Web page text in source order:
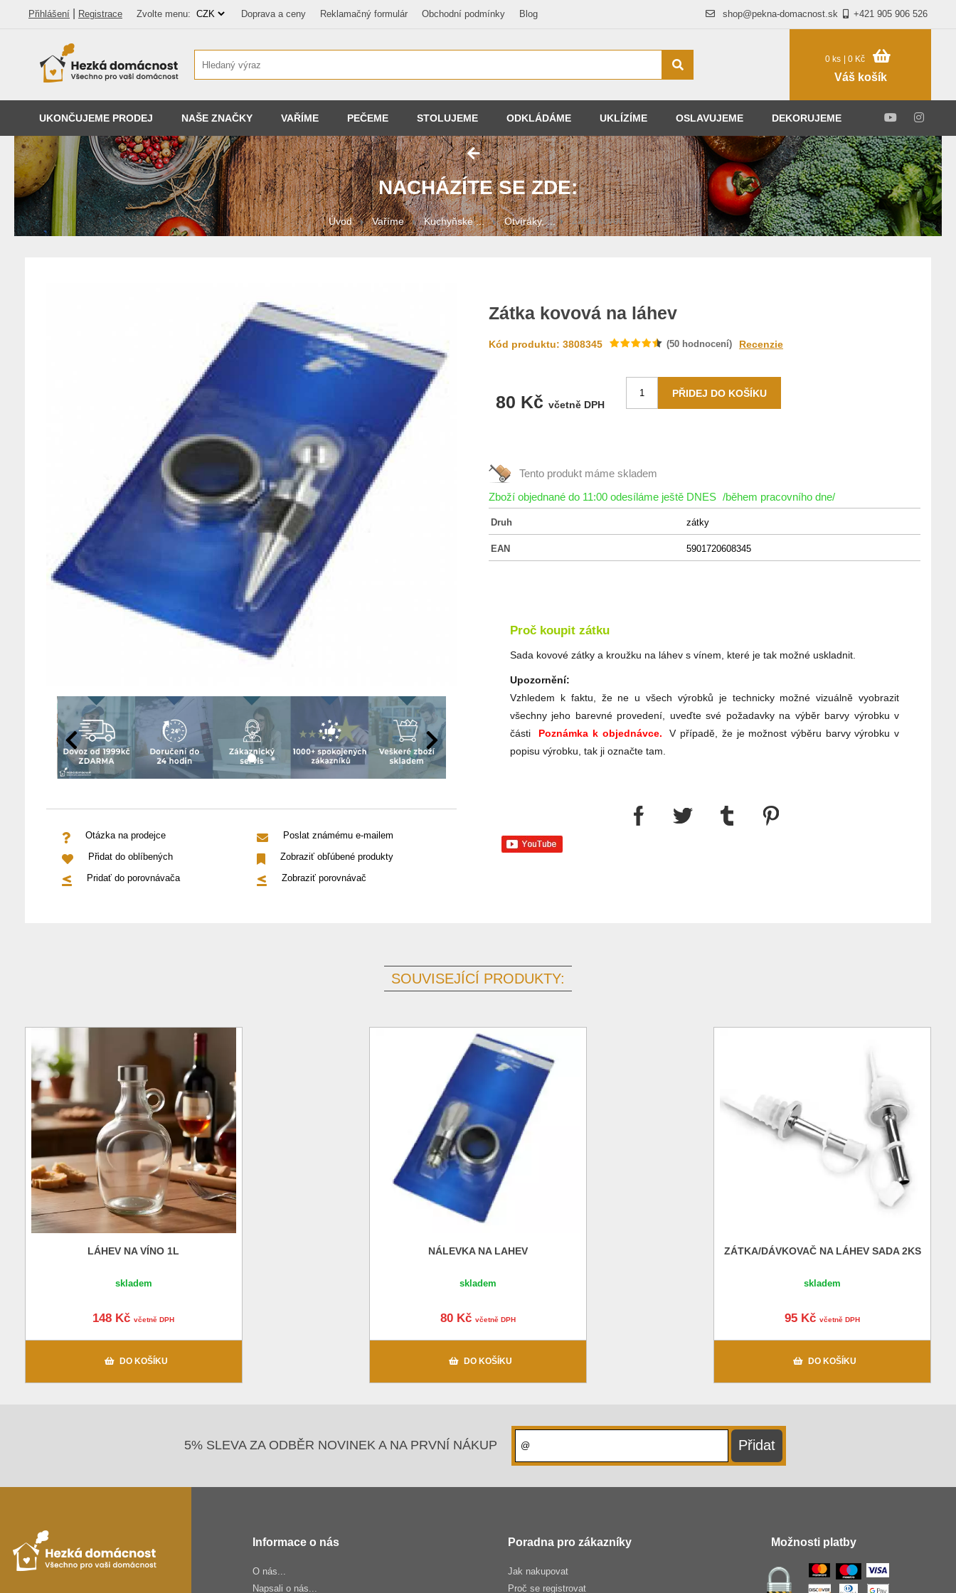
Přihlášení Registrace Zvolte menu: Doprava a ceny Reklamačný formulár Obchodní podmínky Blog +421 905 906 526
shop@pekna-domacnost.sk
0 ks | 0 Kč
Váš košík
UKONČUJEME PRODEJ NAŠE ZNAČKY VAŘÍME PEČEME STOLUJEME ODKLÁDÁME UKLÍZÍME OSLAVUJEME DEKORUJEME
NACHÁZÍTE SE ZDE:
Úvod Vaříme Kuchyňské ... Otvíráky, ... Zátka kovov...
Otázka na prodejce
Poslat známému e-mailem
Přidat do oblíbených
Zobraziť obľúbené produkty
Pridať do porovnávača
Zobraziť porovnávač
Zátka kovová na láhev
Kód produktu: 3808345 (50 hodnocení) Recenzie
80 Kč včetně DPH
Tento produkt máme skladem
Zboží objednané do 11:00 odesíláme ještě DNES /během pracovního dne/
Druh zátky
EAN 5901720608345
Proč koupit zátku
Sada kovové zátky a kroužku na láhev s vínem, které je tak možné uskladnit.
Upozornění:
Vzhledem k faktu, že ne u všech výrobků je technicky možné vizuálně vyobrazit
všechny jeho barevné provedení, uveďte své požadavky na výběr barvy výrobku v
části Poznámka k objednávce.
V případě, že je možnost výběru barvy výrobku v
popisu výrobku, tak ji označte tam.
SOUVISEJÍCÍ PRODUKTY:
LÁHEV NA VÍNO 1L
skladem
148 Kčvčetně DPH
DO KOŠÍKU
NÁLEVKA NA LAHEV
skladem
80 Kč včetně DPH
DO KOŠÍKU
ZÁTKA/DÁVKOVAČ NA LÁHEV SADA 2KS
skladem
95 Kčvčetně DPH
DO KOŠÍKU
5% SLEVA ZA ODBĚR NOVINEK A NA PRVNÍ NÁKUP
Informace o nás
O nás...
Napsali o nás...
Poradna pro zákazníky
Jak nakupovat
Proč se registrovat
Možnosti platby